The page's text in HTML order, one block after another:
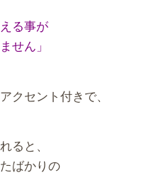
る事が
せん」
クセント付きで、
ると、
ばかりの